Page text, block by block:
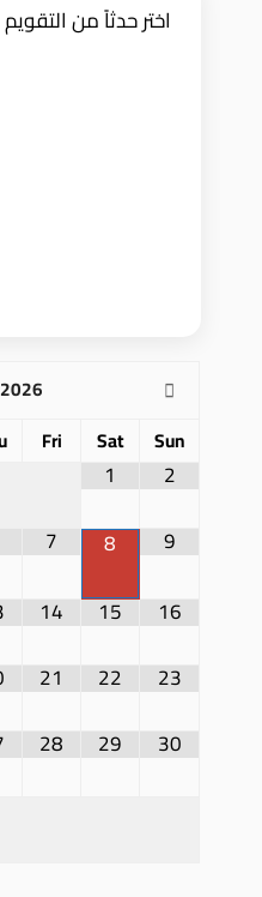
اختر حدثاً من
2026
Fri Sat Sun
1
2
7 8
9
14 15
16
21 22
23
28 29
30